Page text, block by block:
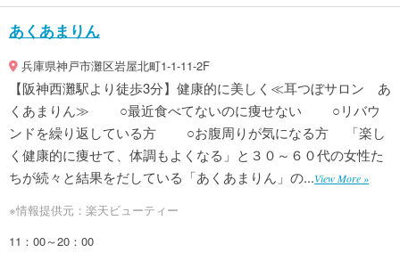
あくあまりん
兵庫県神戸市灘区岩屋北町1-1-11-2F
【阪神西灘駅より徒歩3分】健康的に美しく≪耳つぼサロン あ
くあまりん≫ ○最近食べてないのに痩せない ○リバウ
ンドを繰り返している方 ○お腹周りが気になる方 「楽し
く健康的に痩せて、体調もよくなる」と３０～６０代の女性た
ちが続々と結果をだしている「あくあまりん」の...View More »
※情報提供元：楽天ビューティー
11：00～20：00